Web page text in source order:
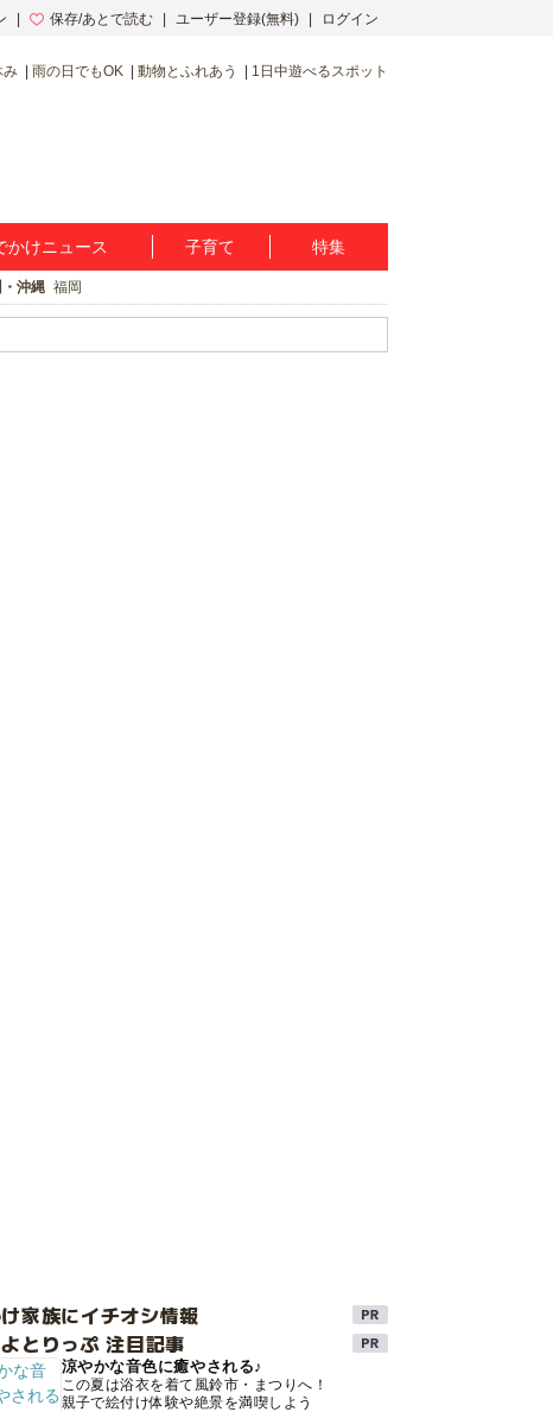
保存/あとで読む ユーザー登録(無料) ログイン
み 雨の日でもOK 動物とふれあう 1日中遊べるスポット
かけニュース 子育て 特集
・沖縄 福岡
家族にイチオシ情報
とりっぷ 注目記事
涼やかな音色に癒やされる♪
この夏は浴衣を着て風鈴市・まつりへ！
親子で絵付け体験や絶景を満喫しよう